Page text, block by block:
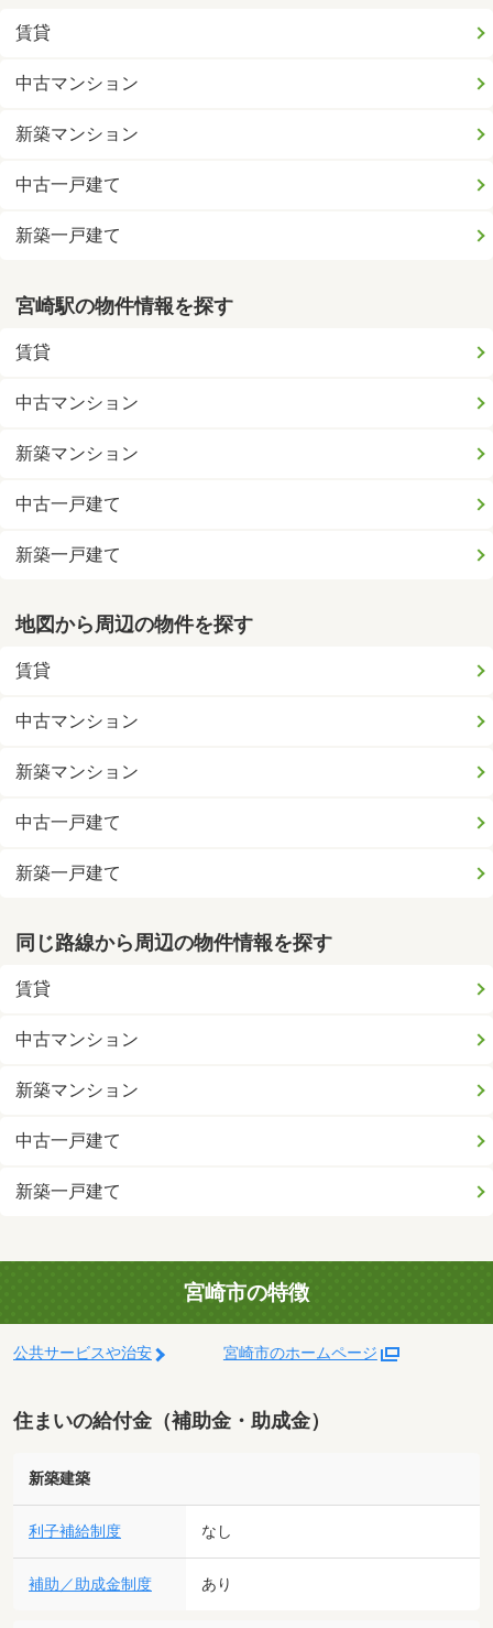
賃貸
中古マンション
新築マンション
中古一戸建て
新築一戸建て
宮崎駅の物件情報を探す
賃貸
中古マンション
新築マンション
中古一戸建て
新築一戸建て
地図から周辺の物件を探す
賃貸
中古マンション
新築マンション
中古一戸建て
新築一戸建て
同じ路線から周辺の物件情報を探す
賃貸
中古マンション
新築マンション
中古一戸建て
新築一戸建て
宮崎市の特徴
公共サービスや治安 宮崎市のホームページ
住まいの給付金（補助金・助成金）
新築建築
利子補給制度 なし
補助／助成金制度 あり